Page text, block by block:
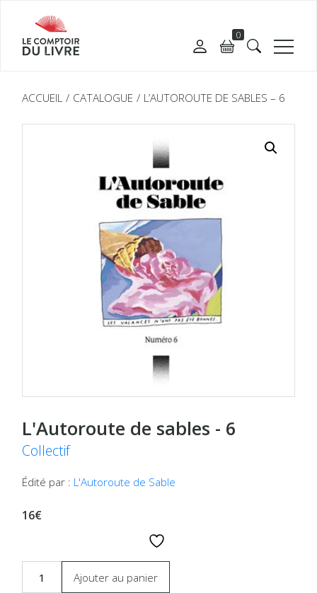
0
ACCUEIL CATALOGUE L’AUTOROUTE DE SABLES – 6
L'Autoroute de sables - 6
Collectif
Édité par : L'Autoroute de Sable
16€
Ajouter au panier